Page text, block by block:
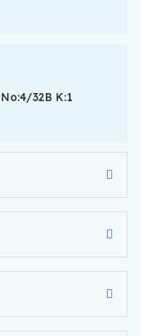
No:4/32B K:1